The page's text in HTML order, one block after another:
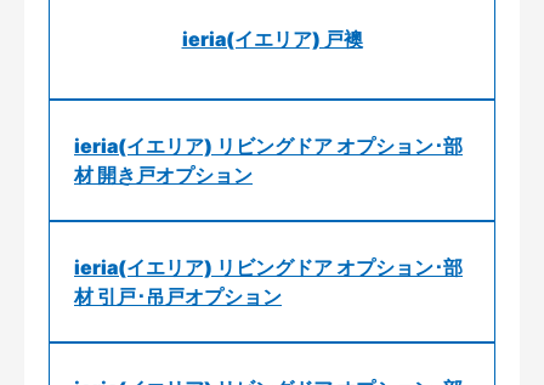
ieria(イエリア) 戸襖
ieria(イエリア) リビングドア オプション･部
材 開き戸オプション
ieria(イエリア) リビングドア オプション･部
材 引戸･吊戸オプション